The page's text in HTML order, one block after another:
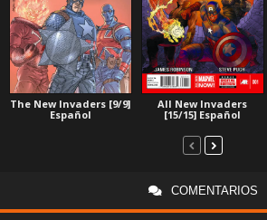
The New Invaders [9/9]
Español
All New Invaders
[15/15] Español
COMENTARIOS